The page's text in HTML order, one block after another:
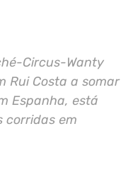
Circus-Wanty
Rui Costa a somar
Espanha, está
corridas em